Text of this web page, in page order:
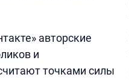
авторские
и
точками силы